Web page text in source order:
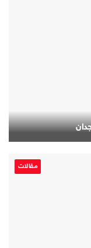
مقالات